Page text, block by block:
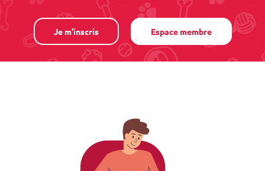
Je m'inscris Espace membre